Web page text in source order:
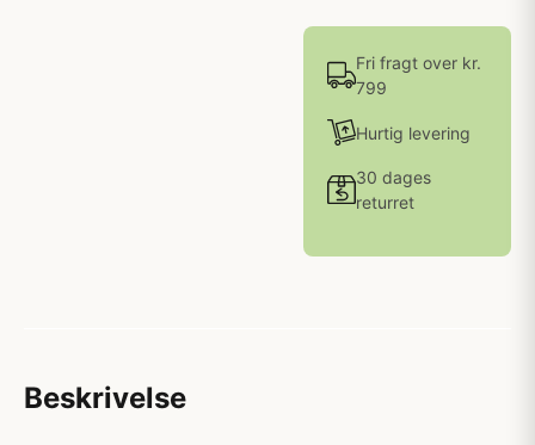
Fri fragt over kr.
799
Hurtig levering
30 dages
returret
Beskrivelse